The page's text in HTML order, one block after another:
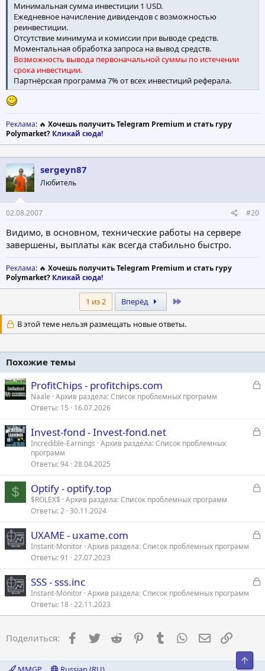
Минимальная сумма инвестиции 1 USD.
Ежедневное начисление дивидендов с возможностью
реинвестиции.
Отсутствие минимума и комиссии при выводе средств.
Моментальная обработка запроса на вывод средств.
Возможность вывода первоначальной суммы по истечении
срока инвестиции.
Партнёрская программа 7% от всех инвестиций реферала.
Реклама: 🔥 Хочешь получить Telegram Premium и стать гуру
Polymarket? Кликай сюда!
sergeyn87
Любитель
02.08.2007 #20
Видимо, в основном, технические работы на сервере
завершены, выплаты как всегда стабильно быстро.
Реклама: 🔥 Хочешь получить Telegram Premium и стать гуру
Polymarket? Кликай сюда!
1 из 2 Вперёд
В этой теме нельзя размещать новые ответы.
Похожие темы
З
ProfitChips - profitchips.com
Naale Архив раздела: Список проблемных программ
Ответы 15 16.07.2026
З
т
Invest-fond - Invest-fond.net
Incredible-Earnings Архив раздела: Список проблемных
программ
Ответы 94 28.04.2025
$
З
Optify - optify.top
$ROLEX$ Архив раздела: Список проблемных программ
Ответы 2 30.11.2024
З
UXAME - uxame.com
Instant-Monitor Архив раздела: Список проблемных программ
Ответы 91 27.07.2023
З
р
SSS - sss.inc
Instant-Monitor Архив раздела: Список проблемных программ
Ответы 18 22.11.2023
Поделиться: Facebook
Twitter Reddit PinterestTumblr WhatsApp